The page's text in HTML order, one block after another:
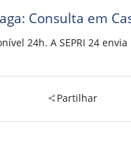
Consulta em
24h. A SEPRI 24
Partilhar